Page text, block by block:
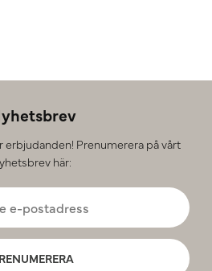
erbjudanden! Prenumerera på vårt
här: